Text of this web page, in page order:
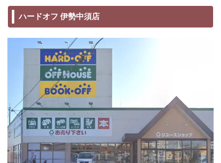
ハードオフ 伊勢中須店